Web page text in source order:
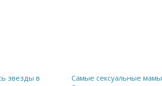
звезды в
Самые сексуальные мамы